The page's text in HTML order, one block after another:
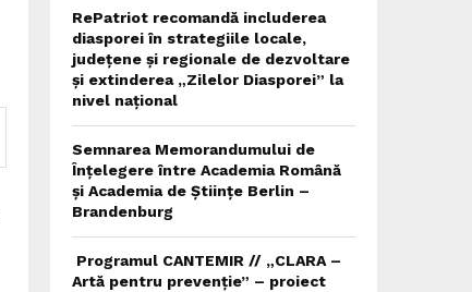
RePatriot recomandă includerea
diasporei în strategiile locale,
județene și regionale de dezvoltare
și extinderea „Zilelor Diasporei” la
nivel național
Semnarea Memorandumului de
Înțelegere între Academia Română
și Academia de Științe Berlin –
Brandenburg
Programul CANTEMIR // „CLARA –
Artă pentru prevenție” – proiect